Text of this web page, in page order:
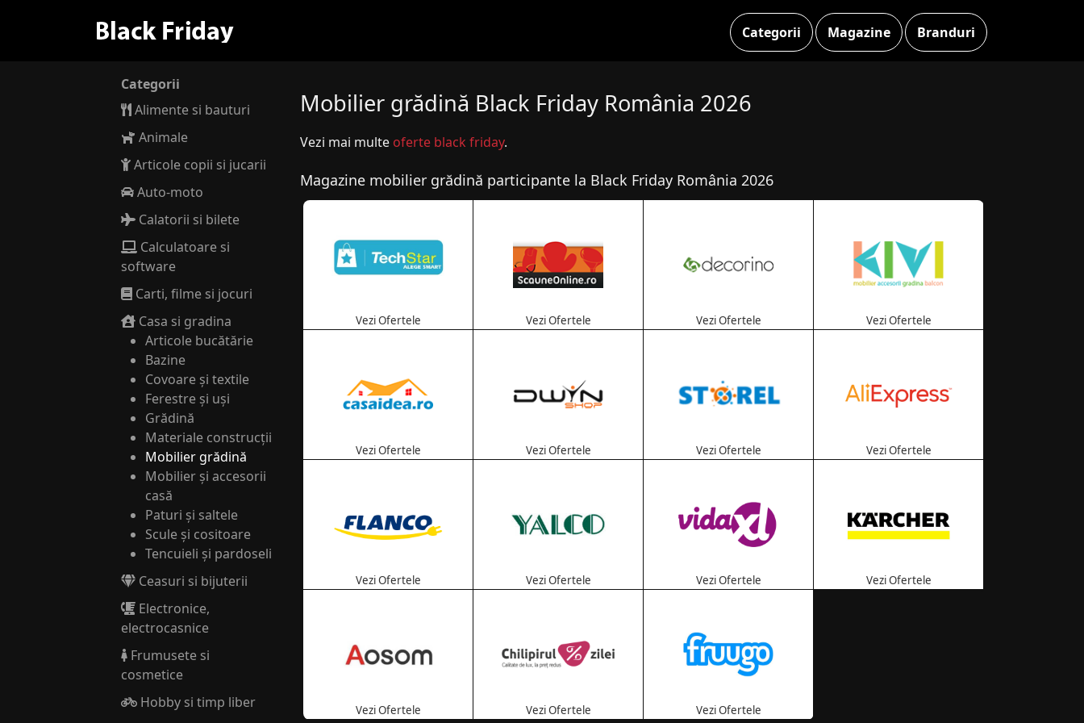
Categorii Magazine Branduri
Mobilier grădină Black Friday România 2026
Vezi mai multe oferte black friday.
Magazine mobilier grădină participante la Black Friday România 2026
Vezi Ofertele Vezi Ofertele Vezi Ofertele Vezi Ofertele
Vezi Ofertele Vezi Ofertele Vezi Ofertele Vezi Ofertele
Vezi Ofertele Vezi Ofertele Vezi Ofertele Vezi Ofertele
Vezi Ofertele Vezi Ofertele Vezi Ofertele
Categorii
Alimente si bauturi
Animale
Articole copii si jucarii
Auto-moto
Calatorii si bilete
Calculatoare si
software
Carti, filme si jocuri
Casa si gradina
Articole bucătărie
Bazine
Covoare și textile
Ferestre și uși
Grădină
Materiale construcții
Mobilier grădină
Mobilier și accesorii
casă
Paturi și saltele
Scule și cositoare
Tencuieli și pardoseli
Ceasuri si bijuterii
Electronice,
electrocasnice
Frumusete si
cosmetice
Hobby si timp liber